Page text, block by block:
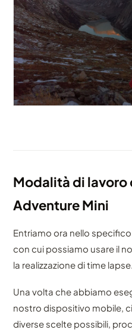
Modalità di lavoro
Adventure Mini
Entriamo ora nello
con cui possiamo usare il
la realizzazione di time lapse.
Una volta che abbiamo
nostro dispositivo mobile,
diverse scelte possibili,